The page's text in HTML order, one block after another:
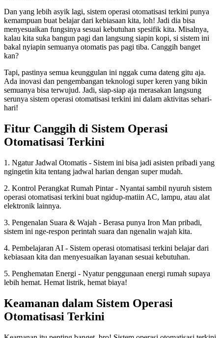
Dan yang lebih asyik lagi, sistem operasi otomatisasi terkini punya
kemampuan buat belajar dari kebiasaan kita, loh! Jadi dia bisa
menyesuaikan fungsinya sesuai kebutuhan spesifik kita. Misalnya,
kalau kita suka bangun pagi dan langsung siapin kopi, si sistem ini
bakal nyiapin semuanya otomatis pas pagi tiba. Canggih banget
kan?
Tapi, pastinya semua keunggulan ini nggak cuma dateng gitu aja.
Ada inovasi dan pengembangan teknologi super keren yang bikin
semuanya bisa terwujud. Jadi, siap-siap aja merasakan langsung
serunya sistem operasi otomatisasi terkini ini dalam aktivitas sehari-
hari!
Fitur Canggih di Sistem Operasi
Otomatisasi Terkini
1. Ngatur Jadwal Otomatis - Sistem ini bisa jadi asisten pribadi yang
ngingetin kita tentang jadwal harian dengan super mudah.
2. Kontrol Perangkat Rumah Pintar - Nyantai sambil nyuruh sistem
operasi otomatisasi terkini buat ngidup-matiin AC, lampu, atau alat
elektronik lainnya.
3. Pengenalan Suara & Wajah - Berasa punya Iron Man pribadi,
sistem ini nge-respon perintah suara dan ngenalin wajah kita.
4. Pembelajaran AI - Sistem operasi otomatisasi terkini belajar dari
kebiasaan kita dan menyesuaikan layanan sesuai kebutuhan.
5. Penghematan Energi - Nyatur penggunaan energi rumah supaya
lebih hemat. Hemat listrik, hemat biaya!
Keamanan dalam Sistem Operasi
Otomatisasi Terkini